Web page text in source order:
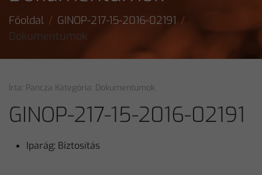
Főoldal
GINOP-217-15-2016-02191
Dokumentumok
Írta: Pancza Kategória: Dokumentumok.
GINOP-217-15-2016-02191
Iparág: Biztosítás